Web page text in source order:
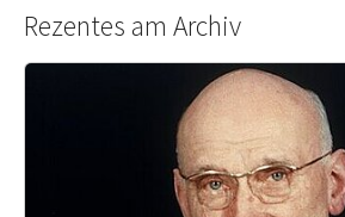
Rezentes am Archiv